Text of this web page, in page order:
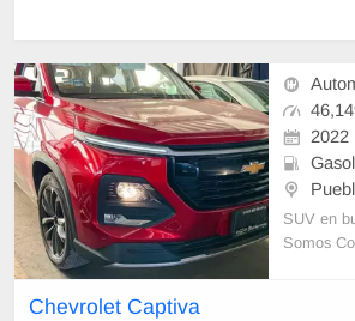
2022
SUV en
Somos
Chevrolet Captiva